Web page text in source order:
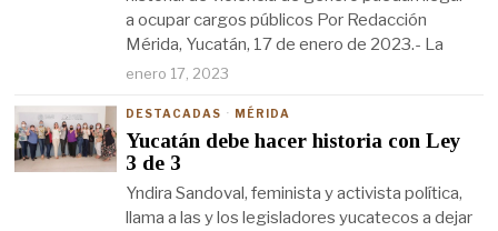
a ocupar cargos públicos Por Redacción
Mérida, Yucatán, 17 de enero de 2023.- La
enero 17, 2023
DESTACADAS · MÉRIDA
Yucatán debe hacer historia con Ley
3 de 3
Yndira Sandoval, feminista y activista política,
llama a las y los legisladores yucatecos a dejar